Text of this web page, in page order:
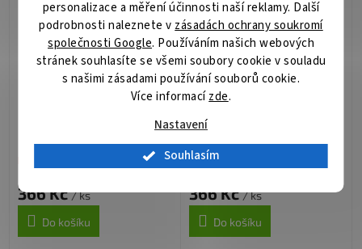
personalizace a měření účinnosti naší reklamy. Další
podrobnosti naleznete v zásadách ochrany soukromí
společnosti Google. Používáním našich webových
stránek souhlasíte se všemi soubory cookie v souladu
s našimi zásadami používání souborů cookie.
Více informacízde.
Nastavení
Souhlasím
EUROSUPPLIES plastové
366 Kč/ ks
Do košíku
EUROSUPPLIES plastové
hřbety/ formát A4/
Není skladem
366 Kč/ ks
Do košíku